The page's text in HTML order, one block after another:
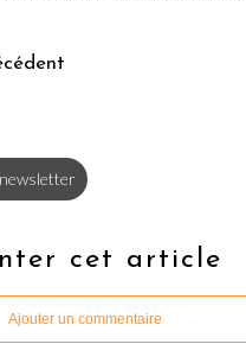
cet article
Ajouter un commentaire